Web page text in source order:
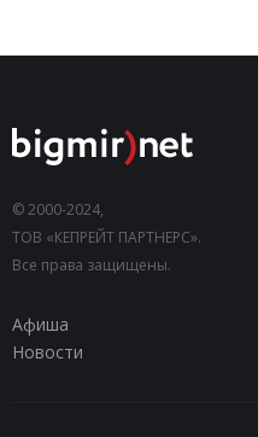
© 2000-2024,
ТОВ «КЕПРЕЙТ ПАРТНЕРС».
Все права защищены.
Афиша
Новости